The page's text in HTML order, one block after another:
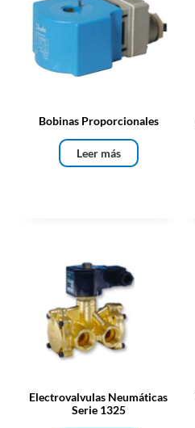
Bobinas Proporcionales
Leer más
Electrovalvulas Neumáticas
Serie 1325